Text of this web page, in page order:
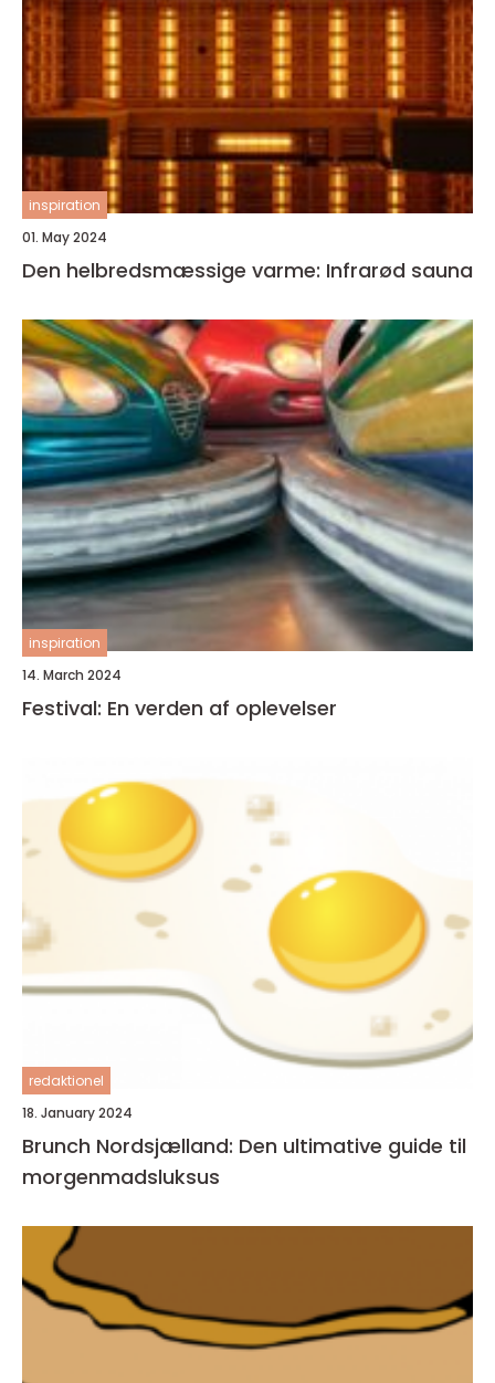
inspiration
01. May 2024
Den helbredsmæssige varme: Infrarød sauna
inspiration
14. March 2024
Festival: En verden af oplevelser
redaktionel
18. January 2024
Brunch Nordsjælland: Den ultimative guide til
morgenmadsluksus